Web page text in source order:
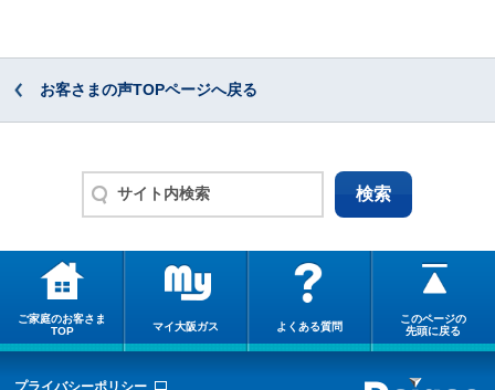
お客さまの声TOPページへ戻る
ご家庭のお客さま
TOP
マイ大阪ガス よくある質問
このページの
先頭に戻る
プライバシーポリシー